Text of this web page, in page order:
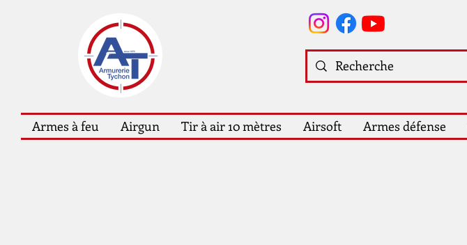
Armes à feu Airgun Tir à air 10 mètres Airsoft Armes défense